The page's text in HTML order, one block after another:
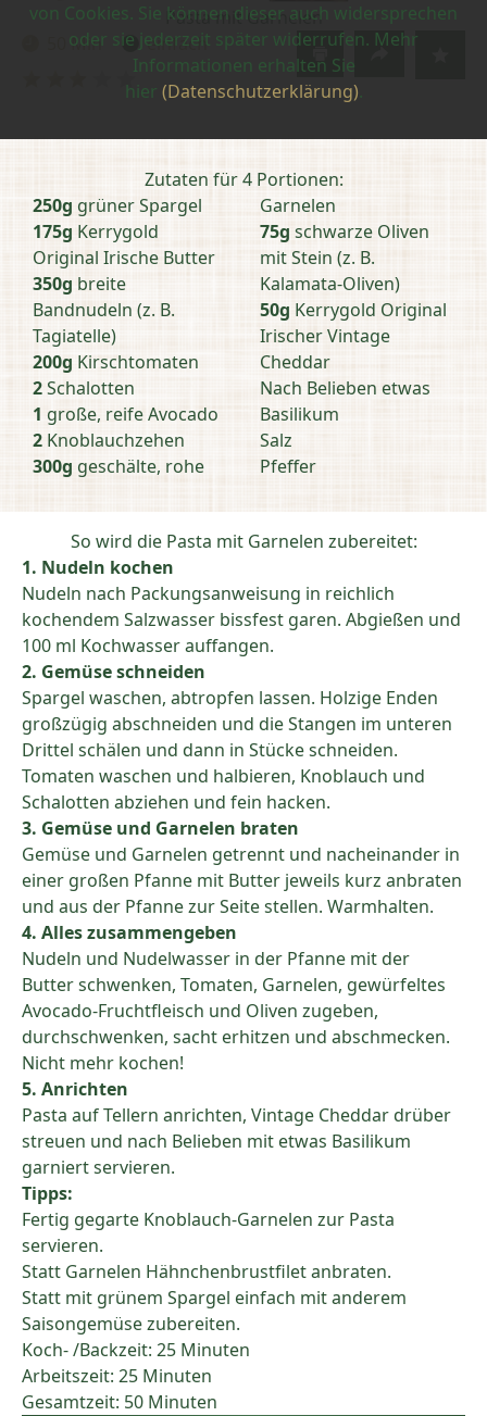
von Cookies. Sie können dieser auch widersprechen
oder sie jederzeit später widerrufen. Mehr
Informationen erhalten Sie
hier (Datenschutzerklärung).
Pasta mit Garnelen
Zubereitungszeit:
50 Min Schwierigkeit:
einfach
Zutaten für 4 Portionen:
250g grüner Spargel
175g Kerrygold
Original Irische Butter
350g breite
Bandnudeln (z. B.
Tagiatelle)
200g Kirschtomaten
2Schalotten
1 große, reife Avocado
2 Knoblauchzehen
300g geschälte, rohe
Garnelen
75g schwarze Oliven
mit Stein (z. B.
Kalamata-Oliven)
50g Kerrygold Original
Irischer Vintage
Cheddar
Nach Belieben etwas
Basilikum
Salz
Pfeffer
So wird die Pasta mit Garnelen zubereitet:
1. Nudeln kochen
Nudeln nach Packungsanweisung in reichlich
kochendem Salzwasser bissfest garen. Abgießen und
100 ml Kochwasser auffangen.
2. Gemüse schneiden
Spargel waschen, abtropfen lassen. Holzige Enden
großzügig abschneiden und die Stangen im unteren
Drittel schälen und dann in Stücke schneiden.
Tomaten waschen und halbieren, Knoblauch und
Schalotten abziehen und fein hacken.
3. Gemüse und Garnelen braten
Gemüse und Garnelen getrennt und nacheinander in
einer großen Pfanne mit Butter jeweils kurz anbraten
und aus der Pfanne zur Seite stellen. Warmhalten.
4. Alles zusammengeben
Nudeln und Nudelwasser in der Pfanne mit der
Butter schwenken, Tomaten, Garnelen, gewürfeltes
Avocado-Fruchtfleisch und Oliven zugeben,
durchschwenken, sacht erhitzen und abschmecken.
Nicht mehr kochen!
5. Anrichten
Pasta auf Tellern anrichten, Vintage Cheddar drüber
streuen und nach Belieben mit etwas Basilikum
garniert servieren.
Tipps:
Fertig gegarte Knoblauch-Garnelen zur Pasta
servieren.
Statt Garnelen Hähnchenbrustfilet anbraten.
Statt mit grünem Spargel einfach mit anderem
Saisongemüse zubereiten.
Koch- /Backzeit: 25 Minuten
Arbeitszeit: 25 Minuten
Gesamtzeit: 50 Minuten